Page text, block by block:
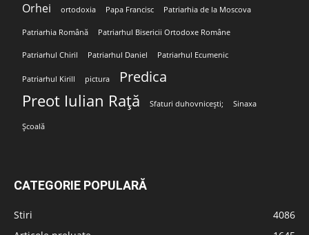
Orhei ortodoxia Papa Francisc Patriarhia de la Moscova
Patriarhia Română Patriarhul Bisericii Ortodoxe Române
Patriarhul Chiril Patriarhul Daniel Patriarhul Ecumenic
Patriarhul Kirill pictura Predica
Preot Iulian Rață Sfaturi duhovnicești; Sinaxa
Școală
CATEGORIE POPULARĂ
Stiri
4086